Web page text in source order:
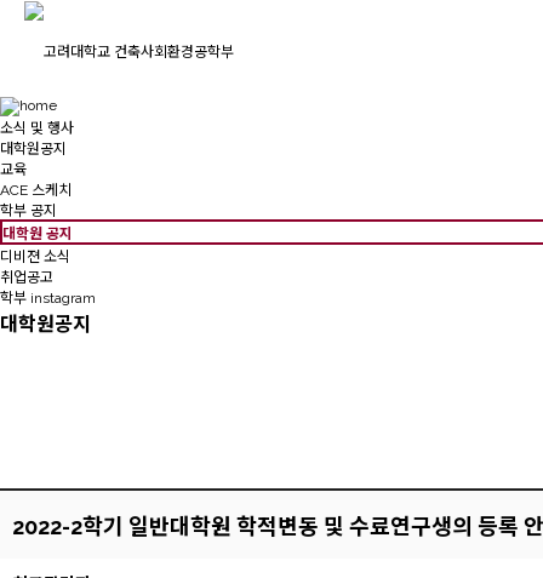
소식 및 행사
대학원공지
교육
ACE 스케치
학부 공지
대학원 공지
디비젼 소식
취업공고
학부 instagram
대학원공지
2022-2학기 일반대학원 학적변동 및 수료연구생의 등록